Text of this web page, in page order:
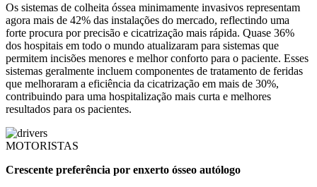
Os sistemas de colheita óssea minimamente invasivos representam
agora mais de 42% das instalações do mercado, reflectindo uma
forte procura por precisão e cicatrização mais rápida. Quase 36%
dos hospitais em todo o mundo atualizaram para sistemas que
permitem incisões menores e melhor conforto para o paciente. Esses
sistemas geralmente incluem componentes de tratamento de feridas
que melhoraram a eficiência da cicatrização em mais de 30%,
contribuindo para uma hospitalização mais curta e melhores
resultados para os pacientes.
MOTORISTAS
Crescente preferência por enxerto ósseo autólogo